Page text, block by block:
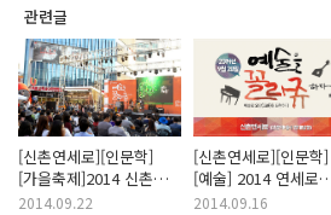
관련글
[신촌연세로][인문학]
[가을축제]2014 신촌
연세로 인문학페스티벌
2014.09.22
[신촌연세로][인문학]
[예술] 2014 연세로
인문학 페스티벌 <
2014.09.16